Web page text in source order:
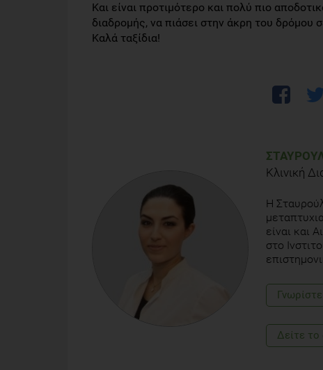
Και είναι προτιμότερο και πολύ πιο
διαδρομής, να πιάσει στην άκρη του δρόμου
Καλά ταξίδια!
Κλινική
Η
είναι και
στο
Δείτε το